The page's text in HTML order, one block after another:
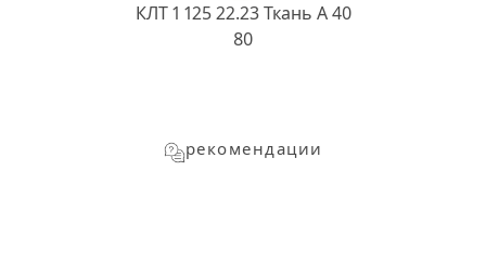
КЛТ 1 125 22.23 Ткань A 40
80
рекомендации